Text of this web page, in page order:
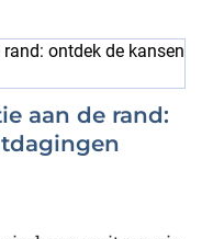
aan de rand: